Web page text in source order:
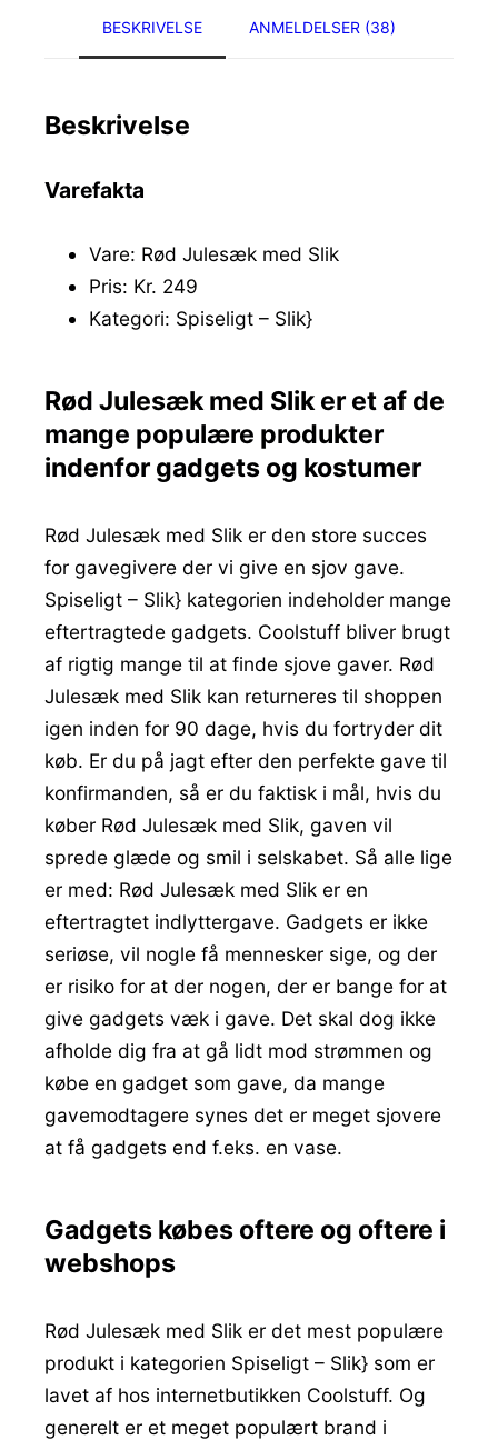
BESKRIVELSE ANMELDELSER (38)
Beskrivelse
Varefakta
Vare: Rød Julesæk med Slik
Pris: Kr. 249
Kategori: Spiseligt – Slik}
Rød Julesæk med Slik er et af de
mange populære produkter
indenfor gadgets og kostumer
Rød Julesæk med Slik er den store succes
for gavegivere der vi give en sjov gave.
Spiseligt – Slik} kategorien indeholder mange
eftertragtede gadgets. Coolstuff bliver brugt
af rigtig mange til at finde sjove gaver. Rød
Julesæk med Slik kan returneres til shoppen
igen inden for 90 dage, hvis du fortryder dit
køb. Er du på jagt efter den perfekte gave til
konfirmanden, så er du faktisk i mål, hvis du
køber Rød Julesæk med Slik, gaven vil
sprede glæde og smil i selskabet. Så alle lige
er med: Rød Julesæk med Slik er en
eftertragtet indlyttergave. Gadgets er ikke
seriøse, vil nogle få mennesker sige, og der
er risiko for at der nogen, der er bange for at
give gadgets væk i gave. Det skal dog ikke
afholde dig fra at gå lidt mod strømmen og
købe en gadget som gave, da mange
gavemodtagere synes det er meget sjovere
at få gadgets end f.eks. en vase.
Gadgets købes oftere og oftere i
webshops
Rød Julesæk med Slik er det mest populære
produkt i kategorien Spiseligt – Slik} som er
lavet af hos internetbutikken Coolstuff. Og
generelt er et meget populært brand i